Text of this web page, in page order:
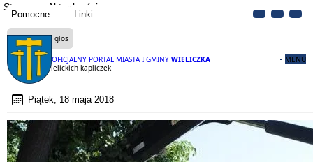
Pomocne Linki
OFICJALNY PORTAL MIASTA I GMINY WIELICZKA MENU
Strona Aktualności
Czytaj na głos
Renowacja wielickich kapliczek
Piątek, 18 maja 2018